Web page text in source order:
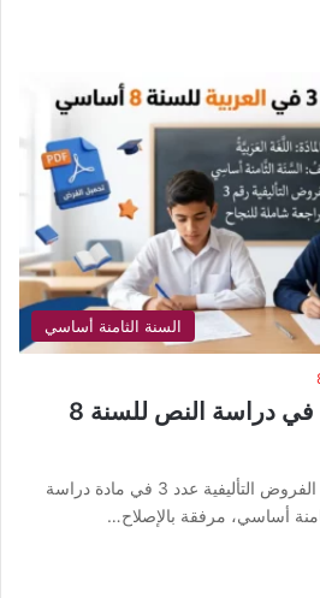
السنة الثامنة أساسي
فروض تأليفية عدد 3 في دراسة النص للسنة 8
يقدّم هذا المقال مجموعة من الفروض التأليفية عدد 3 في مادة دراسة
أساسي، مرفقة بالإصلاح…